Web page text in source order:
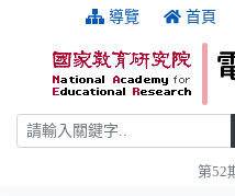
跳到主要內容 導覽 首頁
搜尋
第52